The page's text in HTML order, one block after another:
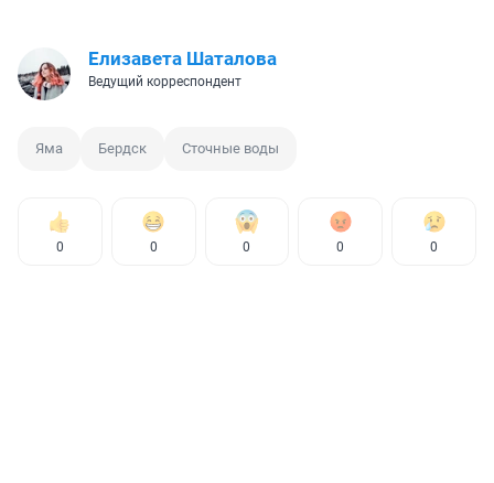
Елизавета Шаталова
Ведущий корреспондент
Яма Бердск Сточные воды
0 0 0 0 0